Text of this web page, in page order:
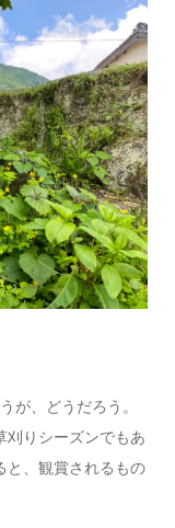
が、どうだろう。
刈りシーズンでもあ
と、観賞されるもの